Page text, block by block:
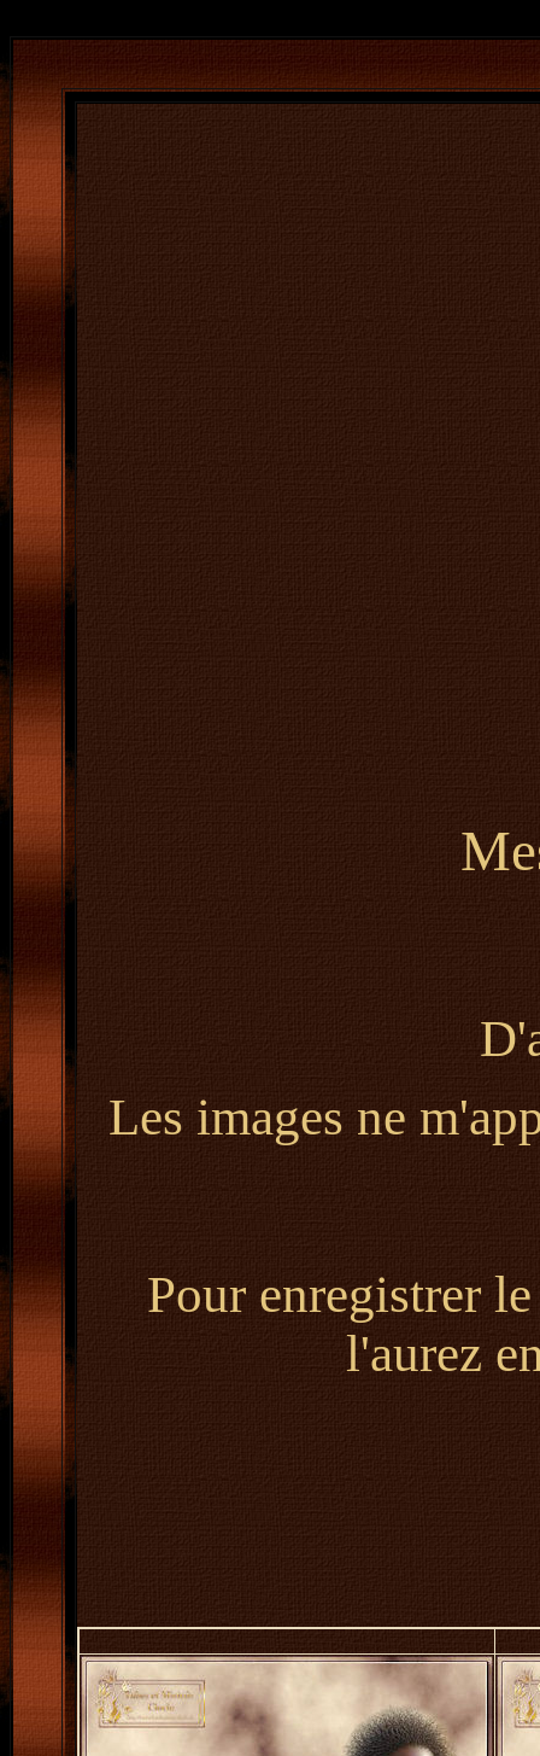
Les images ne
Pour enregistrer
l'aurez